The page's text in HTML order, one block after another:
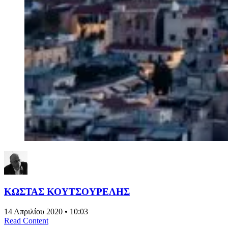
ΚΩΣΤΑΣ ΚΟΥΤΣΟΥΡΕΛΗΣ
14 Απριλίου 2020 • 10:03
Read Content